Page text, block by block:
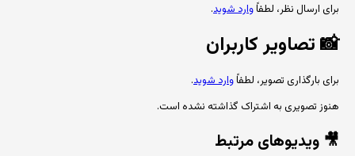
برای ارسال نظر، لطفاًوارد شوید.
📸تصاویر کاربران
برای بارگذاری تصویر، لطفاًوارد شوید.
هنوز تصویری به اشتراک گذاشته نشده است.
🎥 ویدیوهای مرتبط